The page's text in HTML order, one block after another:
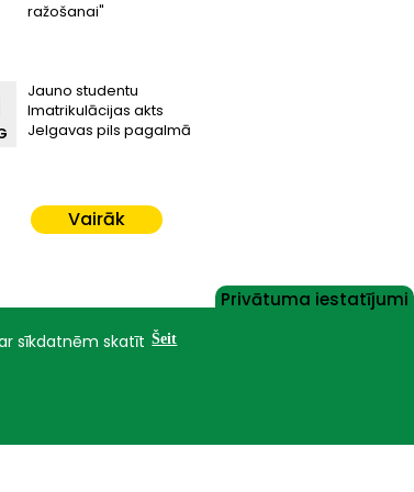
ražošanai"
Jauno studentu
Imatrikulācijas akts
Jelgavas pils pagalmā
Vairāk
Privātuma iestatījumi
sīkdatnēm skatīt Šeit